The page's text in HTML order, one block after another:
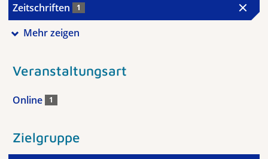
Zeitschriften 1
Mehr zeigen
Veranstaltungsart
Online 1
Zielgruppe